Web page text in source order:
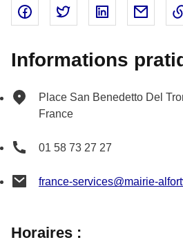
Partager sur Facebook -
Partager sur Twitter -
Partager
Informations
Place San Benedetto Del
France
01 58 73 27 27
france-services@mairie-
Horaires :